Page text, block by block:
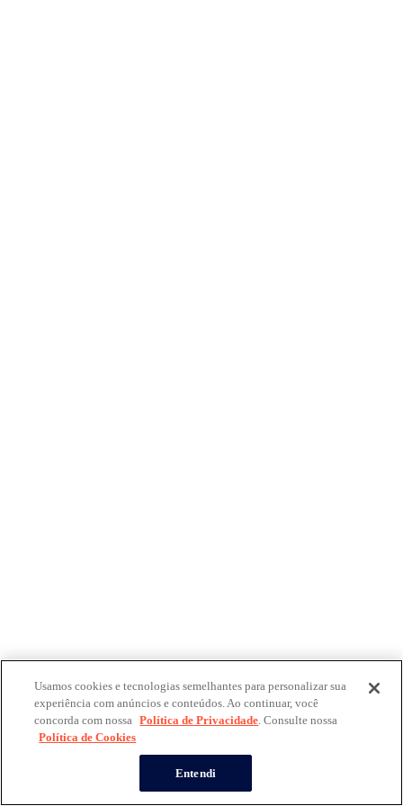
Usamos cookies e tecnologias semelhantes para personalizar sua
experiência com anúncios e conteúdos. Ao continuar, você
concorda com nossa Política de Privacidade. Consulte nossa
Política de Cookies
Entendi